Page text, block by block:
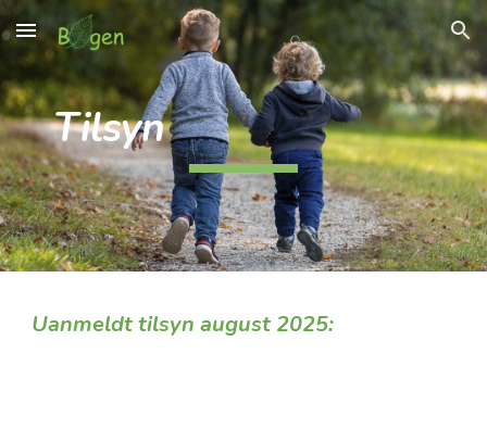
Skip to main content Skip to navigation
Tilsyn
Uanmeldt tilsynaugust 2025: